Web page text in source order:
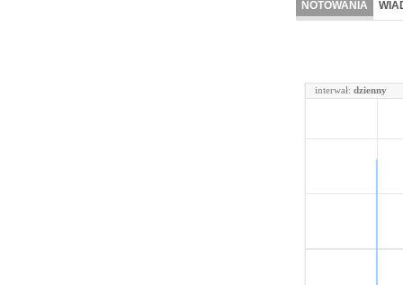
NOTOWANIA
interwał: dzienny